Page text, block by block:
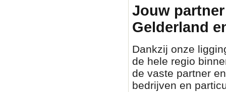
Jouw
Gelderland
Dankzij onze
de hele regio
de vaste partner
bedrijven en